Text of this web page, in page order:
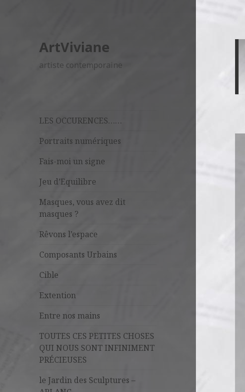
ArtViviane
artiste contemporaine
LES OCCURENCES……
Portraits numériques
Fais-moi un signe
Jeu d’Equilibre
Masques, vous avez dit
masques ?
Rêvons l’espace
Composants Urbains
Cible
Extention
Entre nos mains
TOUTES CES PETITES CHOSES
QUI NOUS SONT INFINIMENT
PRÉCIEUSES
le Jardin des Sculptures –